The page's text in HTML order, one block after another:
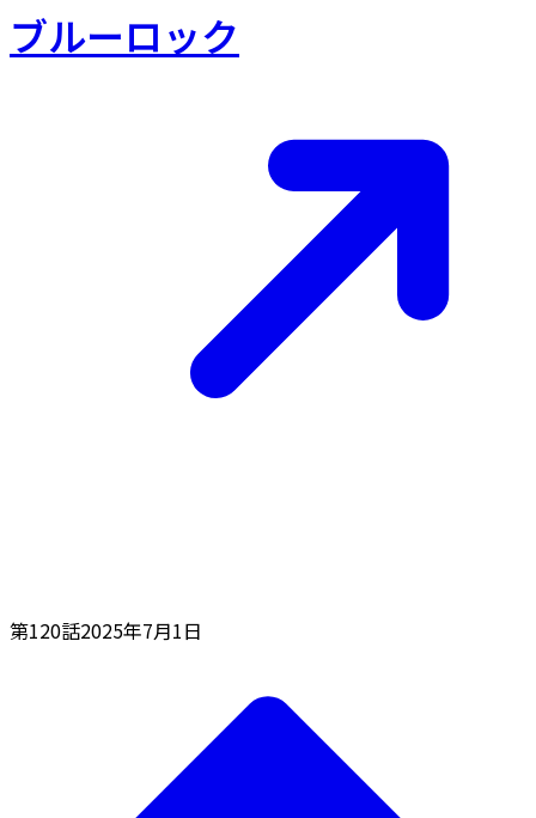
ブルーロック
第120話2025年7月1日